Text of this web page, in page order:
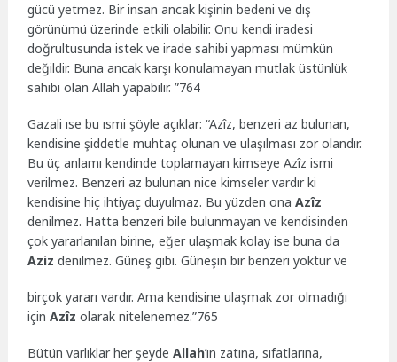
gücü yetmez. Bir insan ancak kişinin bedeni ve dış
görünümü üzerinde etkili olabilir. Onu kendi iradesi
doğrultusunda istek ve irade sahibi yapması mümkün
değildir. Buna ancak karşı konulamayan mutlak üstünlük
sahibi olan Allah yapabilir. ”764
Gazali ıse bu ısmi şöyle açıklar: “Azîz, benzeri az bulunan,
kendisine şiddetle muhtaç olunan ve ulaşılması zor olandır.
Bu üç anlamı kendinde toplamayan kimseye Azîz ismi
verilmez. Benzeri az bulunan nice kimseler vardır ki
kendisine hiç ihtiyaç duyulmaz. Bu yüzden onaAzîz
denilmez. Hatta benzeri bile bulunmayan ve kendisinden
çok yararlanılan birine, eğer ulaşmak kolay ise buna da
Aziz denilmez. Güneş gibi. Güneşin bir benzeri yoktur ve
birçok yararı vardır. Ama kendisine ulaşmak zor olmadığı
içinAzîz olarak nitelenemez.”765
Bütün varlıklar her şeydeAllah’ın zatına, sıfatlarına,